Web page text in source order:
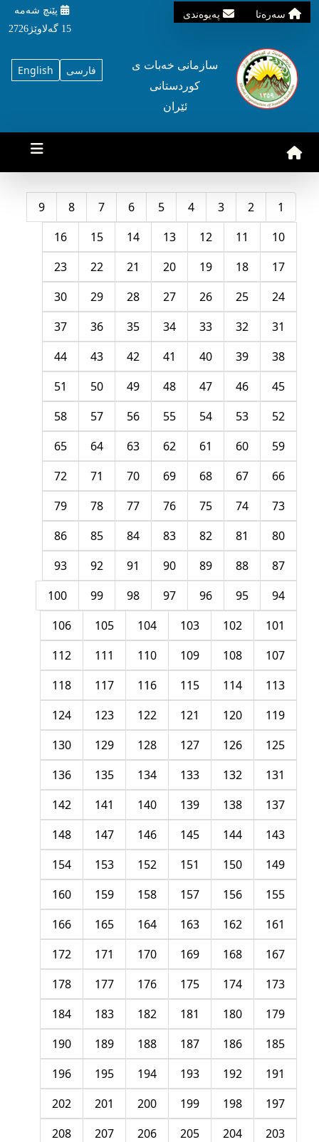
سه‌ره‌تا په‌یوه‌ندی
پێنچ شه‌مه‌
15 گه‌لاوێژ2726
English فارسی
سازمانی خه‌بات ی
کوردستانی
ئێران
1
2
3
4
5
6
7
8
9
10
11
12
13
14
15
16
17
18
19
20
21
22
23
24
25
26
27
28
29
30
31
32
33
34
35
36
37
38
39
40
41
42
43
44
45
46
47
48
49
50
51
52
53
54
55
56
57
58
59
60
61
62
63
64
65
66
67
68
69
70
71
72
73
74
75
76
77
78
79
80
81
82
83
84
85
86
87
88
89
90
91
92
93
94
95
96
97
98
99
100
101
102
103
104
105
106
107
108
109
110
111
112
113
114
115
116
117
118
119
120
121
122
123
124
125
126
127
128
129
130
131
132
133
134
135
136
137
138
139
140
141
142
143
144
145
146
147
148
149
150
151
152
153
154
155
156
157
158
159
160
161
162
163
164
165
166
167
168
169
170
171
172
173
174
175
176
177
178
179
180
181
182
183
184
185
186
187
188
189
190
191
192
193
194
195
196
197
198
199
200
201
202
203
204
205
206
207
208